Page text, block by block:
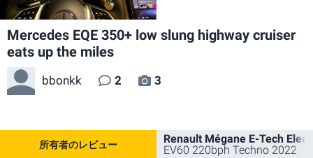
Mercedes EQE 350+ low slung highway cruiser
eats up the miles
bbonkk 2 3
Renault Mégane E-Tech
EV60 220bph Techno 2022